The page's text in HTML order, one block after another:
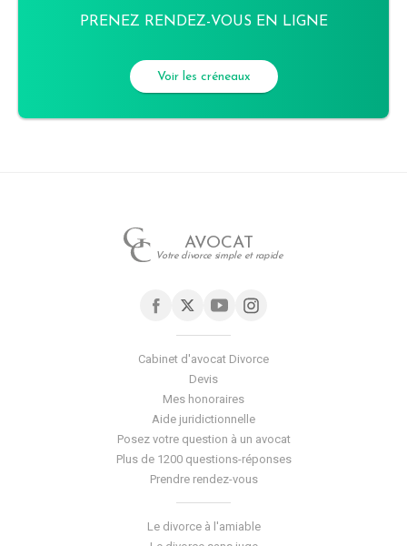
PRENEZ RENDEZ-VOUS EN LIGNE
Voir les créneaux
AVOCAT
Votre divorce simple et rapide
Cabinet d'avocat Divorce
Devis
Mes honoraires
Aide juridictionnelle
Posez votre question à un avocat
Plus de 1200 questions-réponses
Prendre rendez-vous
Le divorce à l'amiable